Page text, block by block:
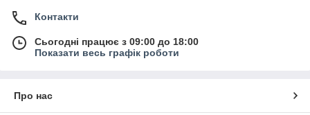
Контакти
Сьогодні працює з 09:00 до 18:00
Показати весь графік роботи
Про нас